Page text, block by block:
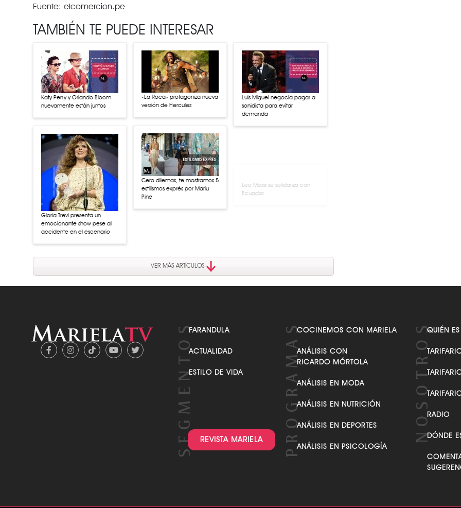
Fuente: elcomercion.pe
TAMBIÉN TE PUEDE INTERESAR
Katy Perry y Orlando Bloom
nuevamente están juntos
Gloria Trevi presenta un
emocionante show pese al
accidente en el escenario
«La Roca» protagoniza nueva
versión de Hercules
Cero dilemas, te mostramos 5
estilismos exprés por Mariu
Pine
Luis Miguel negocia pagar a
sonidista para evitar
demanda
VER MÁS ARTÍCULOS
FARANDULA
ACTUALIDAD
ESTILO DE VIDA
REVISTA MARIELA
COCINEMOS CON MARIELA
ANÁLISIS CON
RICARDO MÓRTOLA
ANÁLISIS EN MODA
ANÁLISIS EN NUTRICIÓN
ANÁLISIS EN DEPORTES
ANÁLISIS EN PSICOLOGÍA
QUIÉN
RADIO
DÓNDE